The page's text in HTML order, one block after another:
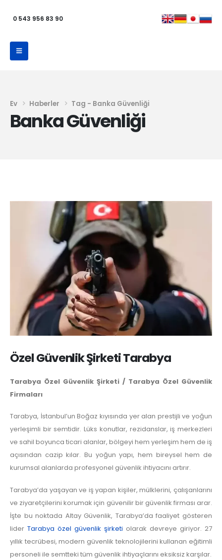
0 543 956 83 90
Ev Haberler Tag - Banka Güvenliği
Banka Güvenliği
Özel Güvenlik Şirketi Tarabya
Tarabya Özel Güvenlik Şirketi / Tarabya Özel Güvenlik
Firmaları
Tarabya, İstanbul’un Boğaz kıyısında yer alan prestijli ve yoğun
yerleşimli bir semtidir. Lüks konutlar, rezidanslar, iş merkezleri
ve sahil boyunca ticari alanlar, bölgeyi hem yerleşim hem de iş
açısından cazip kılar. Bu yoğun yapı, hem bireysel hem de
kurumsal alanlarda profesyonel güvenlik ihtiyacını artırır.
Tarabya’da yaşayan ve iş yapan kişiler, mülklerini, çalışanlarını
ve ziyaretçilerini korumak için güvenilir bir güvenlik firması arar.
İşte bu noktada Altay Güvenlik, Tarabya’da faaliyet gösteren
lider Tarabya özel güvenlik şirketi olarak devreye giriyor. 27
yıllık tecrübesi, modern güvenlik teknolojilerini kullanan eğitimli
personeli ile semtteki tüm güvenlik ihtiyaçlarını eksiksiz karşılar.